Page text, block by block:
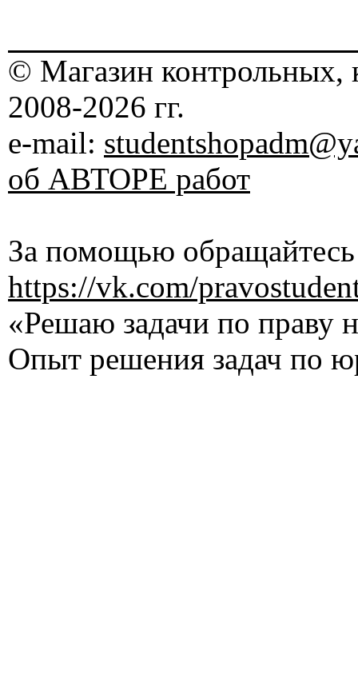
© Магазин контрольных,
2008-2026 гг.
e-mail:
об АВТОРЕ работ
За помощью
https://vk.com/
«Решаю задачи по праву
Опыт решения задач по